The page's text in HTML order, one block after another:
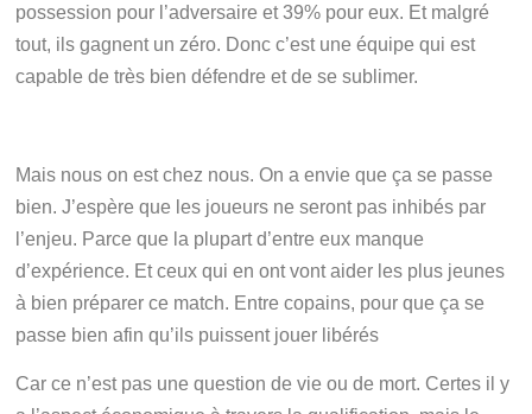
possession pour l’adversaire et 39% pour eux. Et malgré
tout, ils gagnent un zéro. Donc c’est une équipe qui est
capable de très bien défendre et de se sublimer.
Mais nous on est chez nous. On a envie que ça se passe
bien. J’espère que les joueurs ne seront pas inhibés par
l’enjeu. Parce que la plupart d’entre eux manque
d’expérience. Et ceux qui en ont vont aider les plus jeunes
à bien préparer ce match. Entre copains, pour que ça se
passe bien afin qu’ils puissent jouer libérés
Car ce n’est pas une question de vie ou de mort. Certes il y